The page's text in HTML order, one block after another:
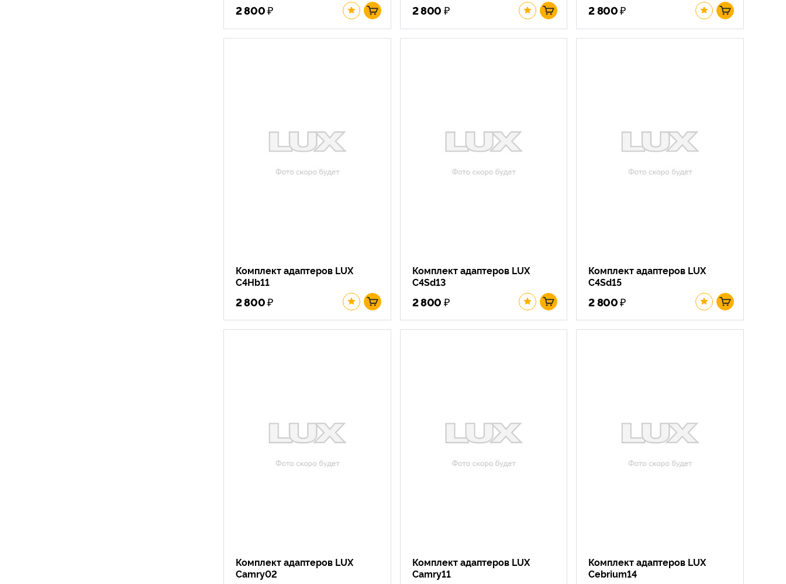
2 800₽ 2 800 ₽ 2 800₽
Комплект адаптеров LUX
C4Hb11
2 800₽
Комплект адаптеров LUX
C4Sd13
2 800 ₽
Комплект адаптеров LUX
C4Sd15
2 800₽
Комплект адаптеров LUX
Camry02
Комплект адаптеров LUX
Camry11
Комплект адаптеров LUX
Cebrium14